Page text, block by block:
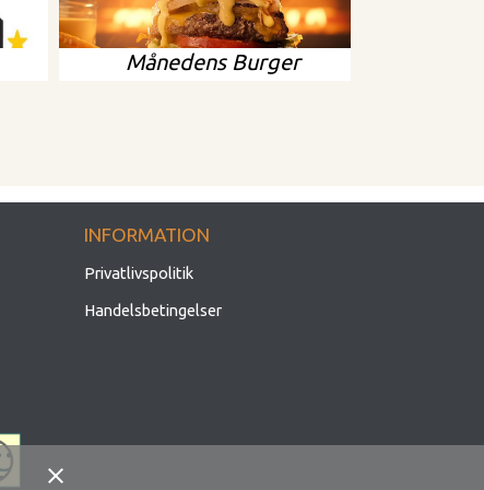
close
Månedens Burger
INFORMATION
Privatlivspolitik
Handelsbetingelser